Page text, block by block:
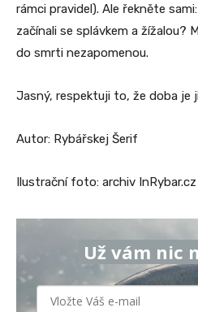
rámci pravidel). Ale řekněte
začínali se splávkem a žížalou?
do smrti nezapomenou.
Jasný, respektuji to, že doba je
Autor: Rybářskej Šerif
Ilustrační foto: archiv InRybar.cz
Už vám nic